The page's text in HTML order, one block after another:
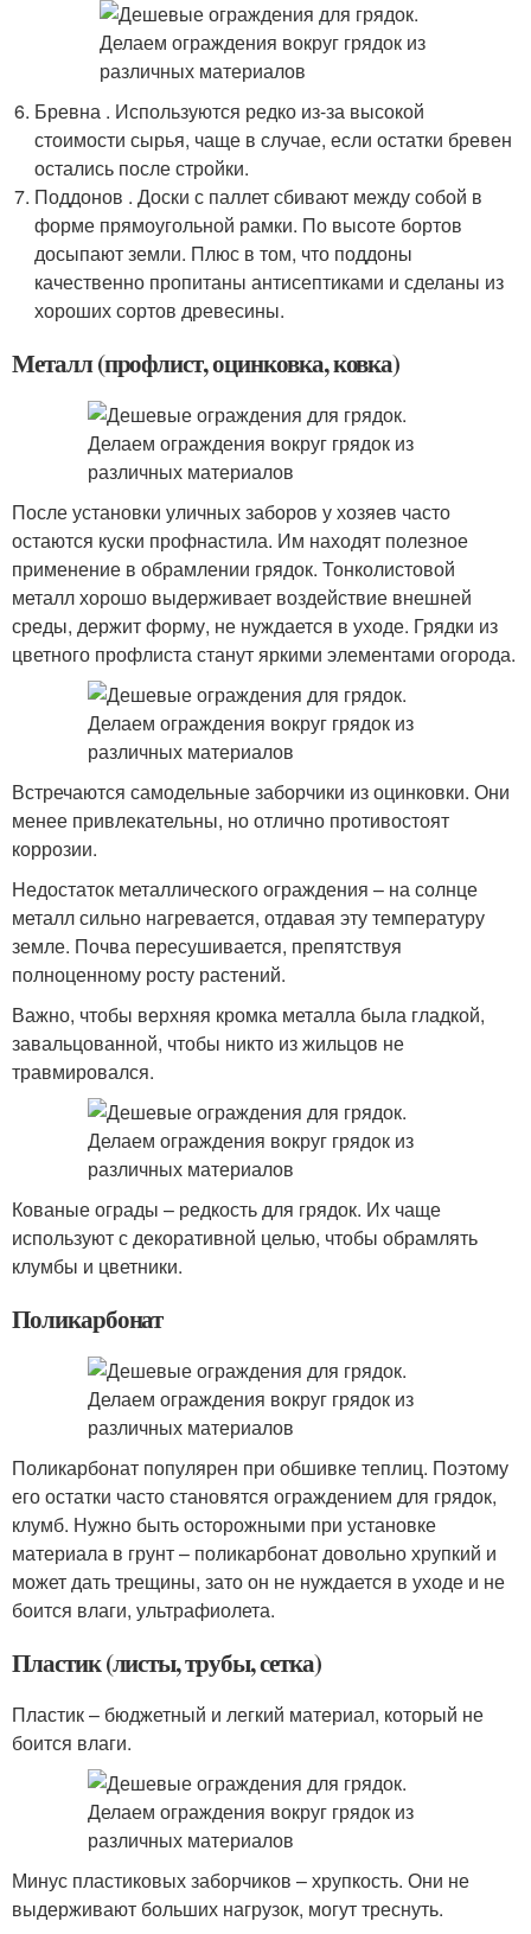
Бревна . Используются редко из-за высокой
стоимости сырья, чаще в случае, если остатки бревен
остались после стройки.
Поддонов . Доски с паллет сбивают между собой в
форме прямоугольной рамки. По высоте бортов
досыпают земли. Плюс в том, что поддоны
качественно пропитаны антисептиками и сделаны из
хороших сортов древесины.
Металл (профлист, оцинковка, ковка)
После установки уличных заборов у хозяев часто
остаются куски профнастила. Им находят полезное
применение в обрамлении грядок. Тонколистовой
металл хорошо выдерживает воздействие внешней
среды, держит форму, не нуждается в уходе. Грядки из
цветного профлиста станут яркими элементами огорода.
Встречаются самодельные заборчики из оцинковки. Они
менее привлекательны, но отлично противостоят
коррозии.
Недостаток металлического ограждения – на солнце
металл сильно нагревается, отдавая эту температуру
земле. Почва пересушивается, препятствуя
полноценному росту растений.
Важно, чтобы верхняя кромка металла была гладкой,
завальцованной, чтобы никто из жильцов не
травмировался.
Кованые ограды – редкость для грядок. Их чаще
используют с декоративной целью, чтобы обрамлять
клумбы и цветники.
Поликарбонат
Поликарбонат популярен при обшивке теплиц. Поэтому
его остатки часто становятся ограждением для грядок,
клумб. Нужно быть осторожными при установке
материала в грунт – поликарбонат довольно хрупкий и
может дать трещины, зато он не нуждается в уходе и не
боится влаги, ультрафиолета.
Пластик (листы, трубы, сетка)
Пластик – бюджетный и легкий материал, который не
боится влаги.
Минус пластиковых заборчиков – хрупкость. Они не
выдерживают больших нагрузок, могут треснуть.